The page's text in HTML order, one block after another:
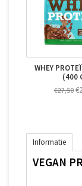
WHEY
(400
€27,50
Informatie
VEGAN